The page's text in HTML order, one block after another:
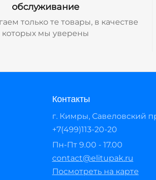
обслуживание
только те товары, в качестве
которых мы уверены
Контакты
г. Кимры, Савеловский
+7(499)113-20-20
Пн-Пт 9.00 - 17.00
contact@elitupak.ru
Посмотреть на карте